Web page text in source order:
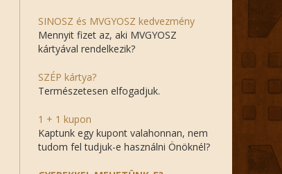
SINOSZ és MVGYOSZ kedvezmény
Mennyit fizet az, aki MVGYOSZ
kártyával rendelkezik?
SZÉP kártya?
Természetesen elfogadjuk.
1 + 1 kupon
Kaptunk egy kupont valahonnan, nem
tudom fel tudjuk-e használni Önöknél?